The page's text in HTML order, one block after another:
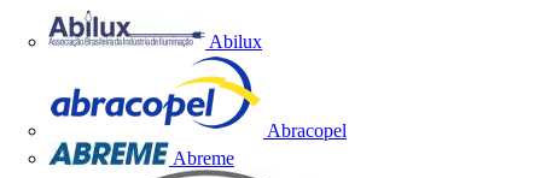
Abilux
Abracopel
Abreme